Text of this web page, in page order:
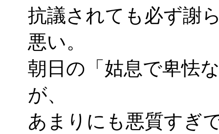
抗議されても必ず謝
悪い。
朝日の「姑息で卑怯
が、
あまりにも悪質すぎ